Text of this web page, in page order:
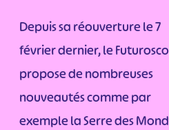
Depuis sa réouverture le 7
février dernier, le
propose de nombreuses
nouveautés comme par
exemple la Serre des